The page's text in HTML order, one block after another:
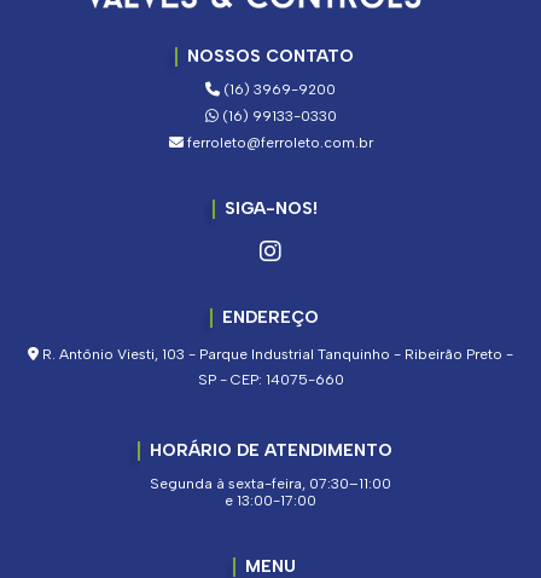
NOSSOS CONTATO
(16) 3969-9200
(16) 99133-0330
ferroleto@ferroleto.com.br
SIGA-NOS!
ENDEREÇO
R. Antônio Viesti, 103 - Parque Industrial Tanquinho - Ribeirão Preto -
SP - CEP: 14075-660
HORÁRIO DE ATENDIMENTO
Segunda à sexta-feira, 07:30–11:00
e 13:00-17:00
MENU